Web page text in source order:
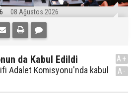
08 Ağustos 2026
da Kabul Edildi
Adalet Komisyonu'nda kabul
A+
A-